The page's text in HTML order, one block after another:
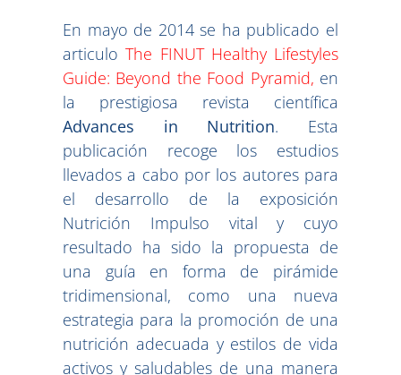
En mayo de 2014 se ha publicado el
articuloThe FINUT Healthy Lifestyles
Guide: Beyond the Food Pyramid, en
la prestigiosa revista científica
Advances in Nutrition. Esta
publicación recoge los estudios
llevados a cabo por los autores para
el desarrollo de la exposición
Nutrición Impulso vital y cuyo
resultado ha sido la propuesta de
una guía en forma de pirámide
tridimensional, como una nueva
estrategia para la promoción de una
nutrición adecuada y estilos de vida
activos y saludables de una manera